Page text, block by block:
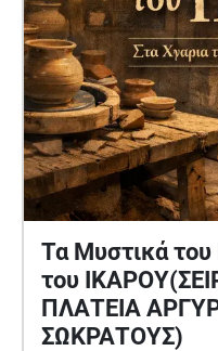
Τα Μυστικά του
του
ΠΛΑΤΕΙΑ
ΣΩΚΡΑΤΟΥΣ)